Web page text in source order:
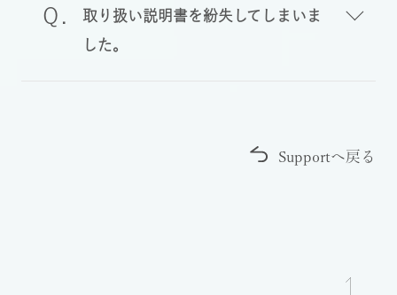
取り扱い説明書を紛失してしまいま
した。
Supportへ戻る